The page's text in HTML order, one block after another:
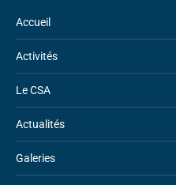
opens
in
window
Accueil
Activités
Le CSA
Actualités
Galeries